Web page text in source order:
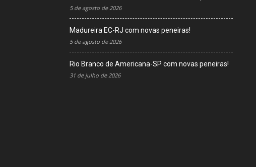
5 de agosto de 2026
Madureira EC-RJ com novas peneiras!
5 de agosto de 2026
Rio Branco de Americana-SP com novas peneiras!
31 de julho de 2026